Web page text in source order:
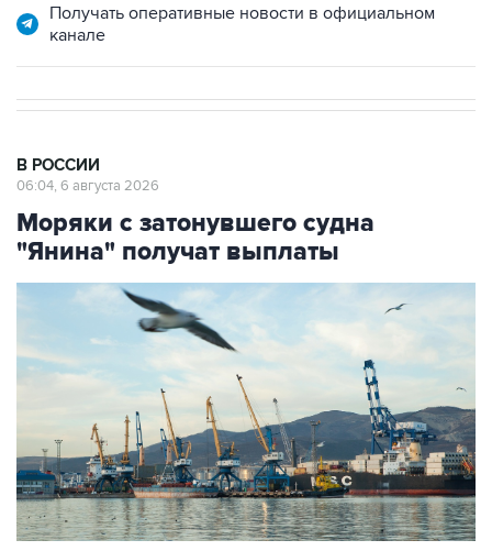
Получать оперативные новости в официальном
канале
В РОССИИ
06:04, 6 августа 2026
Моряки с затонувшего судна
"Янина" получат выплаты